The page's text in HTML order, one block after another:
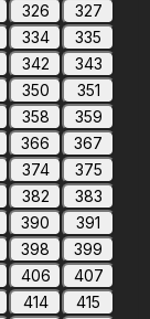
326
327
334
335
342
343
350
351
358
359
366
367
374
375
382
383
390
391
398
399
406
407
414 415